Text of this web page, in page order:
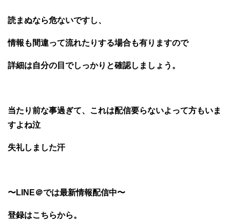
読まぬなら危ないですし、
情報も間違って流れたりする場合も有りますので
詳細は自分の目でしっかりと確認しましょう。
当たり前な事過ぎて、これは配信要らないよって方もいま
すよね泣
失礼しました汗
〜LINE＠では最新情報配信中〜
登録はこちらから。